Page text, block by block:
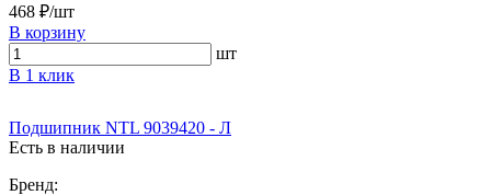
468 ₽/шт
В корзину
шт
В 1 клик
Подшипник NTL 9039420 - Л
Есть в наличии
Бренд: